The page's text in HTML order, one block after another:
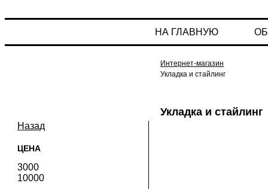
НА ГЛАВНУЮ
Интернет-магазин
Укладка и стайлинг
Назад
ЦЕНА
3000
10000
Укладка и стайлинг